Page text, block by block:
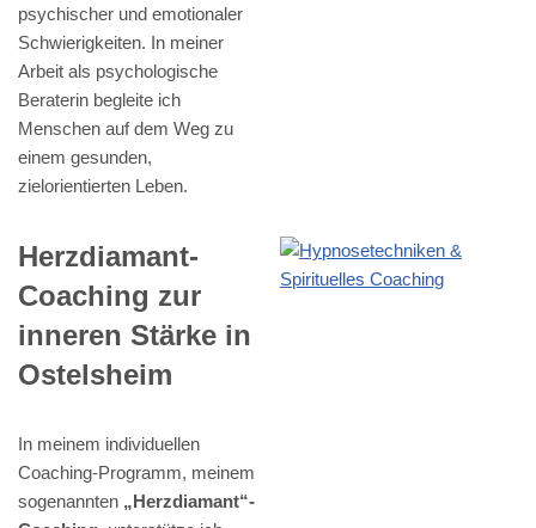
psychischer und emotionaler
Schwierigkeiten. In meiner
Arbeit als psychologische
Beraterin begleite ich
Menschen auf dem Weg zu
einem gesunden,
zielorientierten Leben.
Herzdiamant-
Coaching zur
inneren Stärke in
Ostelsheim
In meinem individuellen
Coaching-Programm, meinem
sogenannten „Herzdiamant“-